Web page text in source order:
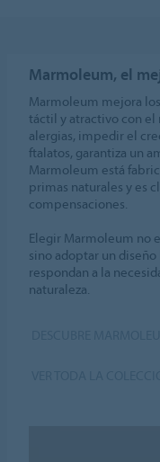
Marmoleum, el
Marmoleum mejora
táctil y atractivo con
alergias, impedir el
ftalatos, garantiza un
Marmoleum está
primas naturales y es
compensaciones.
Elegir Marmoleum no
sino adoptar un
respondan a la
naturaleza.